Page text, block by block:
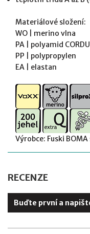
Materiálové složení:
WO | merino
PA | polyamid
PP |
EA |
Výrobce: Fuski
RECENZE
Buďte první a